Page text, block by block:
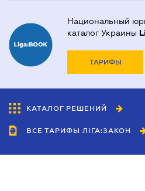
Национальный
каталог Украины
ТАРИФЫ
КАТАЛОГ РЕШЕНИЙ
ВСЕ ТАРИФЫ ЛІГА:ЗАКОН